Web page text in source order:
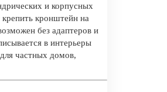
и корпусных
кронштейн на
без адаптеров и
в интерьеры
частных домов,